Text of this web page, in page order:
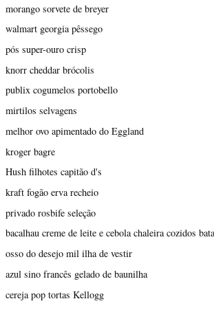
morango sorvete de breyer
walmart georgia pêssego
pós super-ouro crisp
knorr cheddar brócolis
publix cogumelos portobello
mirtilos selvagens
melhor ovo apimentado do Eggland
kroger bagre
Hush filhotes capitão d's
kraft fogão erva recheio
privado rosbife seleção
bacalhau creme de leite e cebola chaleira cozidos
osso do desejo mil ilha de vestir
azul sino francês gelado de baunilha
cereja pop tortas Kellogg